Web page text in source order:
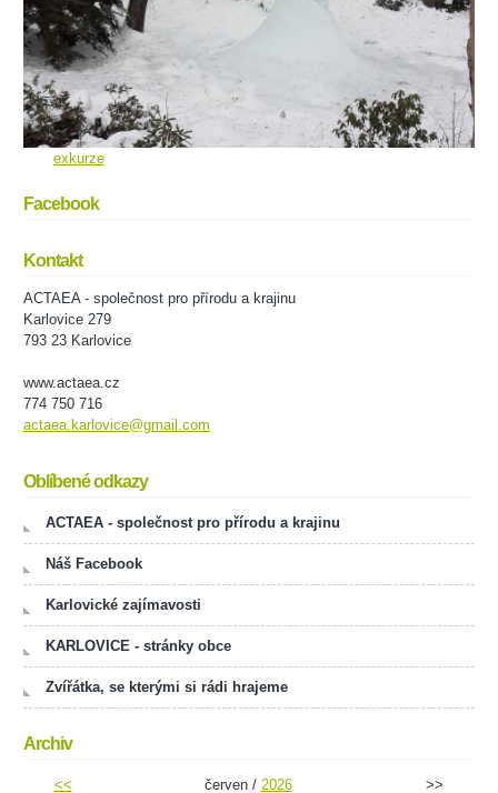
exkurze
Facebook
Kontakt
ACTAEA - společnost pro přírodu a krajinu
Karlovice 279
793 23 Karlovice
www.actaea.cz
774 750 716
actaea.karlovice@gmail.com
Oblíbené odkazy
ACTAEA - společnost pro přírodu a krajinu
Náš Facebook
Karlovické zajímavosti
KARLOVICE - stránky obce
Zvířátka, se kterými si rádi hrajeme
Archiv
<< červen / 2026 >>